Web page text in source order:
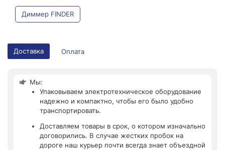
Диммер FINDER
Доставка Оплата
Мы:
Упаковываем электротехническое оборудование
надежно и компактно, чтобы его было удобно
транспортировать.
Доставляем товары в срок, о котором изначально
договорились. В случае жестких пробок на
дороге наш курьер почти всегда знает объездной